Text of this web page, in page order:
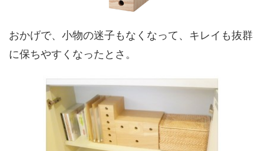
おかげで、小物の迷子もなくなって、キレイも抜群
に保ちやすくなったとさ。